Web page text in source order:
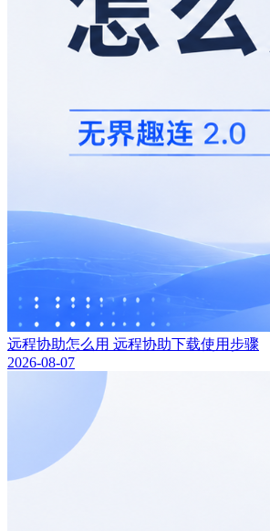
远程协助怎么用 远程协助下载使用步骤
2026-08-07